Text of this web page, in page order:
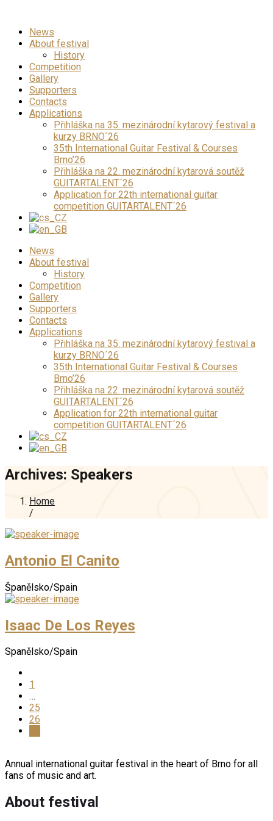
News
About festival
History
Competition
Gallery
Supporters
Contacts
Applications
Přihláška na 35. mezinárodní kytarový festival a
kurzy BRNO´26
35th International Guitar Festival & Courses
Brno’26
Přihláška na 22. mezinárodní kytarová soutěž
GUITARTALENT´26
Application for 22th international guitar
competition GUITARTALENT´26
News
About festival
History
Competition
Gallery
Supporters
Contacts
Applications
Přihláška na 35. mezinárodní kytarový festival a
kurzy BRNO´26
35th International Guitar Festival & Courses
Brno’26
Přihláška na 22. mezinárodní kytarová soutěž
GUITARTALENT´26
Application for 22th international guitar
competition GUITARTALENT´26
Archives: Speakers
Home
/
Antonio El Canito
Španělsko/Spain
Isaac De Los Reyes
Spanělsko/Spain
1
…
25
26
Annual international guitar festival in the heart of Brno for all
fans of music and art.
About festival